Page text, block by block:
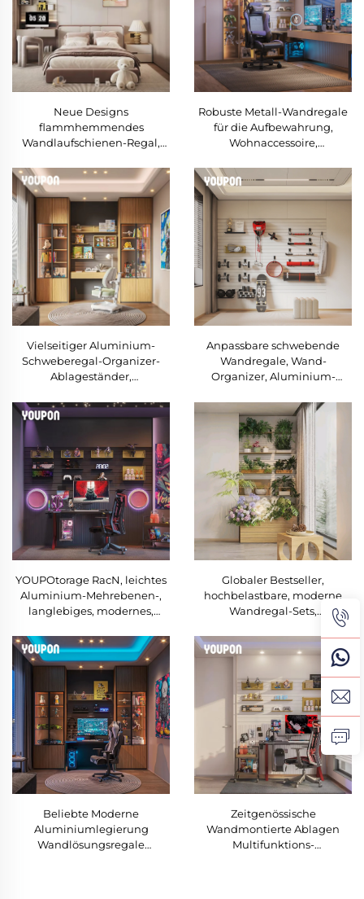
Neue Designs
flammhemmendes
Wandlaufschienen-Regal,
Regale für das Schlafzimmer
Robuste Metall-Wandregale
für die Aufbewahrung,
Wohnaccessoire,
für Heim- und Esport-
Zimmer
Vielseitiger Aluminium-
Schweberegal-Organizer-
Ablageständer,
das Arbeitszimmer
Anpassbare schwebende
Wandregale, Wand-
Organizer, Aluminium-
Turnhallendekoration
YOUPOtorage RacN, leichtes
Aluminium-Mehrebenen-,
langlebiges, modernes,
platzsparend, große
Kapazität, für Wohnräume
Globaler Bestseller,
hochbelastbare, moderne
Wandregal-Sets,
schwebende Wandregale für
den Balkon
Beliebte Moderne
Aluminiumlegierung
Wandlösungsregale
Zeitgenössische
Wandmontierte Ablagen
Multifunktions-